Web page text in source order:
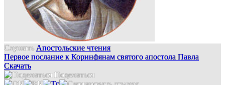
Слушать Апостольские чтения
Первое послание к Коринфянам святого апостола Павла
Скачать
Поделиться